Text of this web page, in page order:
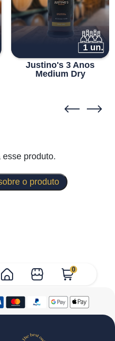
0
1 un.
Justino's 3 Anos
Medium Dry
produto.
o produto